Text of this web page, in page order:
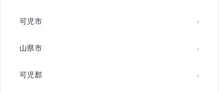
可児市
山県市
可児郡